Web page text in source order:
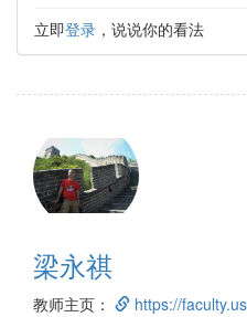
立即登录 ，说说你的看法
梁永祺
教师主页： https://